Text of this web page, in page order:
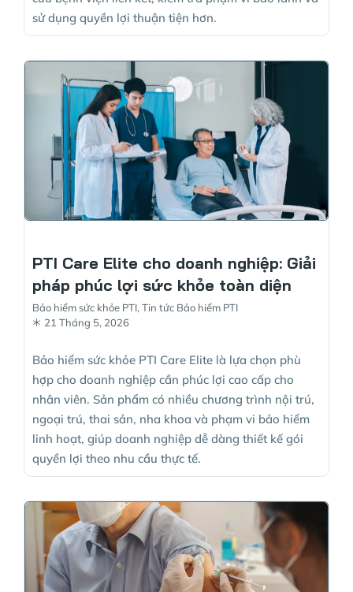
sử dụng quyền lợi thuận tiện hơn.
PTI Care Elite cho doanh nghiệp: Giải
pháp phúc lợi sức khỏe toàn diện
Bảo hiểm sức khỏe PTI, Tin tức Bảo hiểm PTI
21 Tháng 5, 2026
Bảo hiểm sức khỏe PTI Care Elite là lựa chọn phù
hợp cho doanh nghiệp cần phúc lợi cao cấp cho
nhân viên. Sản phẩm có nhiều chương trình nội trú,
ngoại trú, thai sản, nha khoa và phạm vi bảo hiểm
linh hoạt, giúp doanh nghiệp dễ dàng thiết kế gói
quyền lợi theo nhu cầu thực tế.